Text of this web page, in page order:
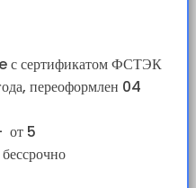
сертификатом ФСТЭК
переоформлен 04
от 5
бессрочно